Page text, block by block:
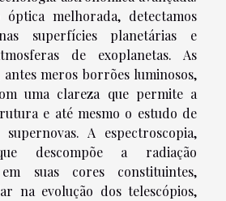
melhorada, detectamos
superfícies planetárias e
de exoplanetas. As
antes meros borrões luminosos,
uma clareza que permite a
e até mesmo o estudo de
A espectroscopia,
descompõe a radiação
suas cores constituintes,
na evolução dos telescópios,